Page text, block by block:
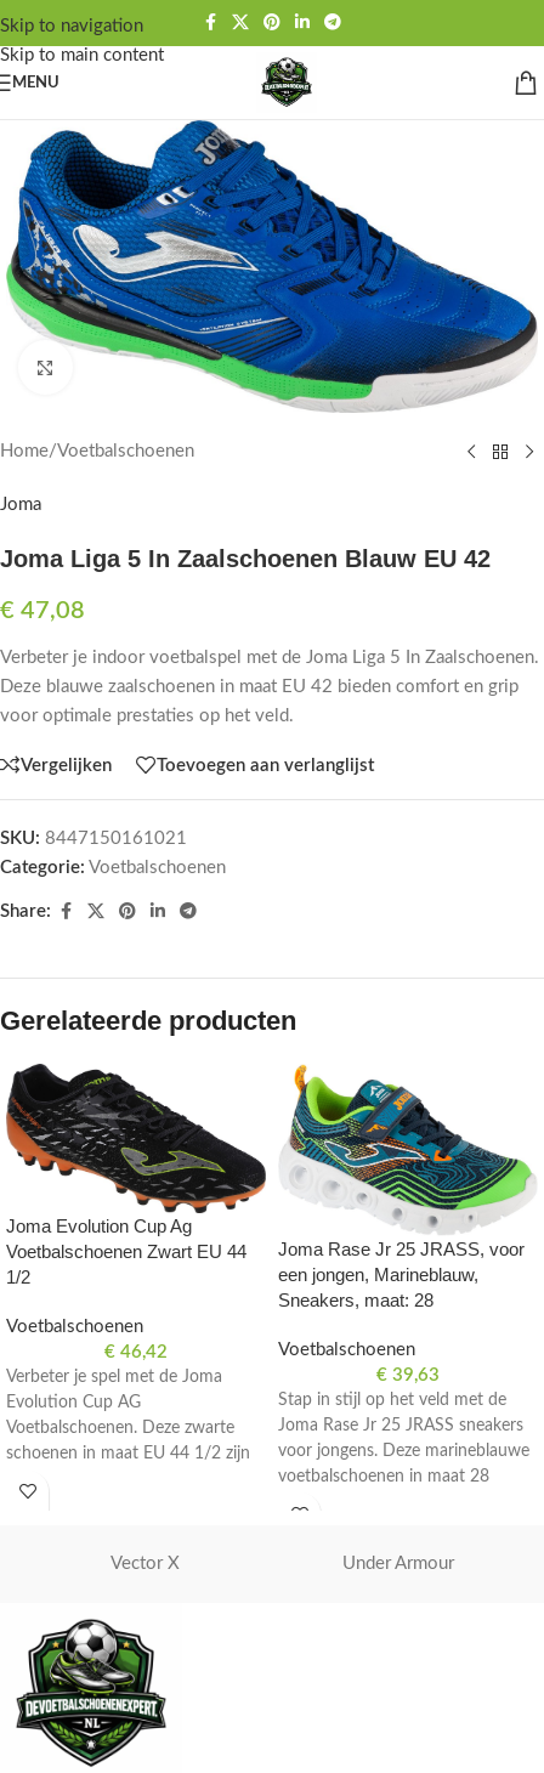
Skip to navigation
Skip to main content
MENU
Click to enlarge
Home/Voetbalschoenen
Joma
Joma Liga 5 In Zaalschoenen Blauw EU 42
€ 47,08
Verbeter je indoor voetbalspel met de Joma Liga 5 In Zaalschoenen.
Deze blauwe zaalschoenen in maat EU 42 bieden comfort en grip
voor optimale prestaties op het veld.
Vergelijken Toevoegen aan verlanglijst
SKU: 8447150161021
Categorie: Voetbalschoenen
Share:
Gerelateerde producten
Joma Evolution Cup Ag
Voetbalschoenen Zwart EU 44
1/2
Voetbalschoenen
€ 46,42
Verbeter je spel met de Joma
Evolution Cup AG
Voetbalschoenen. Deze zwarte
schoenen in maat EU 44 1/2 zijn
Joma Rase Jr 25 JRASS, voor
een jongen, Marineblauw,
Sneakers, maat: 28
Voetbalschoenen
€ 39,63
Stap in stijl op het veld met de
Joma Rase Jr 25 JRASS sneakers
voor jongens. Deze marineblauwe
voetbalschoenen in maat 28
Vector X Under Armour